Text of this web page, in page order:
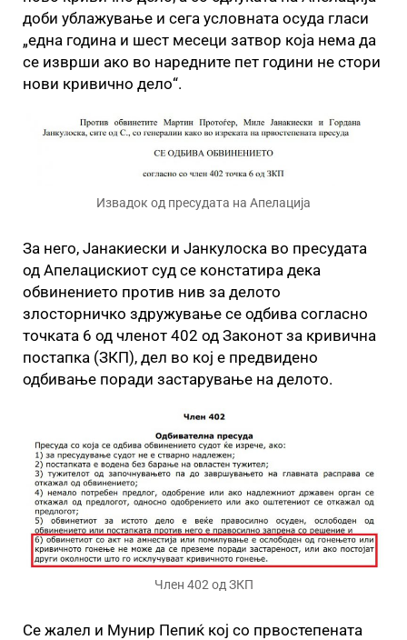
доби ублажување и сега условната осуда гласи
„една година и шест месеци затвор која нема да
се изврши ако во наредните пет години не стори
нови кривично дело“.
Извадок од пресудата на Апелација
За него, Јанакиески и Јанкулоска во пресудата
од Апелацискиот суд се констатира дека
обвинението против нив за делото
злосторничко здружување се одбива согласно
точката 6 од членот 402 од Законот за кривична
постапка (ЗКП), дел во кој е предвидено
одбивање поради застарување на делото.
Член 402 од ЗКП
Се жалел и Мунир Пепиќ кој со првостепената